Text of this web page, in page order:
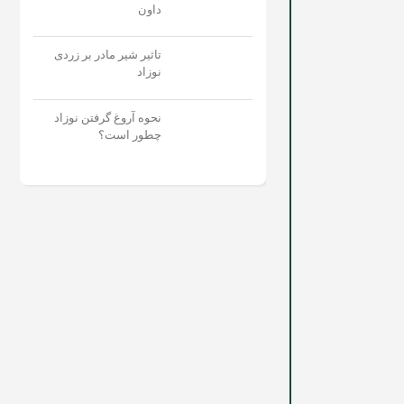
داون
تاثیر شیر مادر بر زردی
نوزاد
نحوه آروغ گرفتن نوزاد
چطور است؟